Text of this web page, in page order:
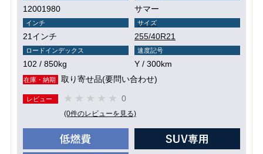
12001980 サマー
インチ
21インチ
サイズ
255/40R21
ロードインデックス
102 / 850kg
速度記号
Y / 300km
在庫・納期 取り寄せ品(要問い合わせ)
レビュー 0
(0件のレビューを見る)